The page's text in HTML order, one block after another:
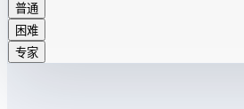
普通
困难
专家